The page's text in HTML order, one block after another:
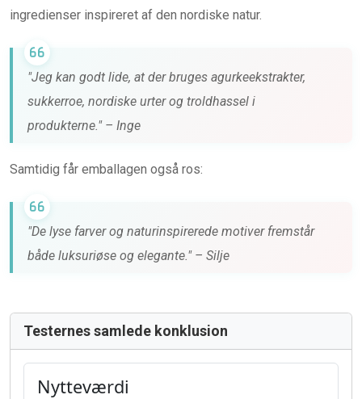
ingredienser inspireret af den nordiske natur.
"Jeg kan godt lide, at der bruges agurkeekstrakter,
sukkerroe, nordiske urter og troldhassel i
produkterne." – Inge
Samtidig får emballagen også ros:
"De lyse farver og naturinspirerede motiver fremstår
både luksuriøse og elegante." – Silje
Testernes samlede konklusion
Nytteværdi